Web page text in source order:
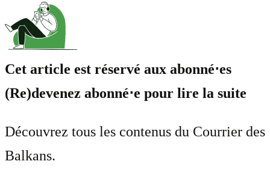
Cet article est réservé aux abonné⋅es
(Re)devenez abonné⋅e pour lire la suite
Découvrez tous les contenus du Courrier des
Balkans.